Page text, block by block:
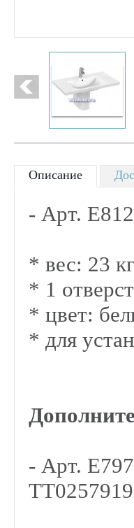
Описание
- Арт.
* вес: 23 кг
* 1
* цвет:
* для
- Арт.